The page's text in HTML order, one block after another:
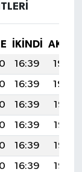
İKINDI
16:39
19:59
16:39
19:59
16:39
19:58
16:39
19:57
16:39
19:56
16:39
19:55